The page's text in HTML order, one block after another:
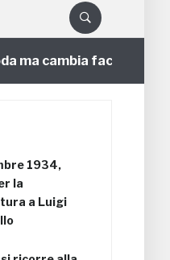
faccia
1934,
la
a Luigi